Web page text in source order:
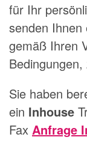
für Ihr
senden Ihnen
gemäß Ihren
Bedingungen,
Sie haben
ein Inhouse
Fax Anfrage